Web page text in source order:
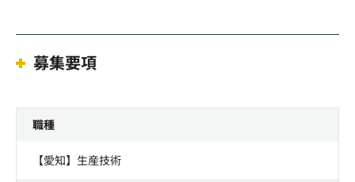
募集要項
職種
【愛知】生産技術